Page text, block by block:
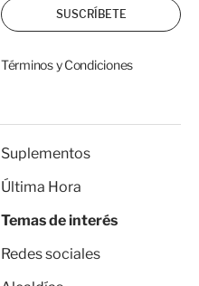
SUSCRÍBETE
Términos y Condiciones
Suplementos
Última Hora
Temas de interés
Redes sociales